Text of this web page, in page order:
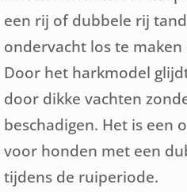
een rij of dubbele rij
ondervacht los te
Door het harkmodel
door dikke vachten
beschadigen. Het is een
voor honden met een
tijdens de ruiperiode.